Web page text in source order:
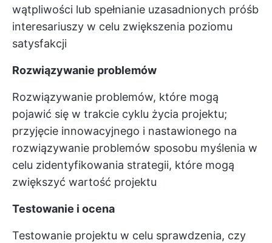
wątpliwości lub spełnianie uzasadnionych próśb
interesariuszy w celu zwiększenia poziomu
satysfakcji
Rozwiązywanie problemów
Rozwiązywanie problemów, które mogą
pojawić się w trakcie cyklu życia projektu;
przyjęcie innowacyjnego i nastawionego na
rozwiązywanie problemów sposobu myślenia w
celu zidentyfikowania strategii, które mogą
zwiększyć wartość projektu
Testowanie i ocena
Testowanie projektu w celu sprawdzenia, czy